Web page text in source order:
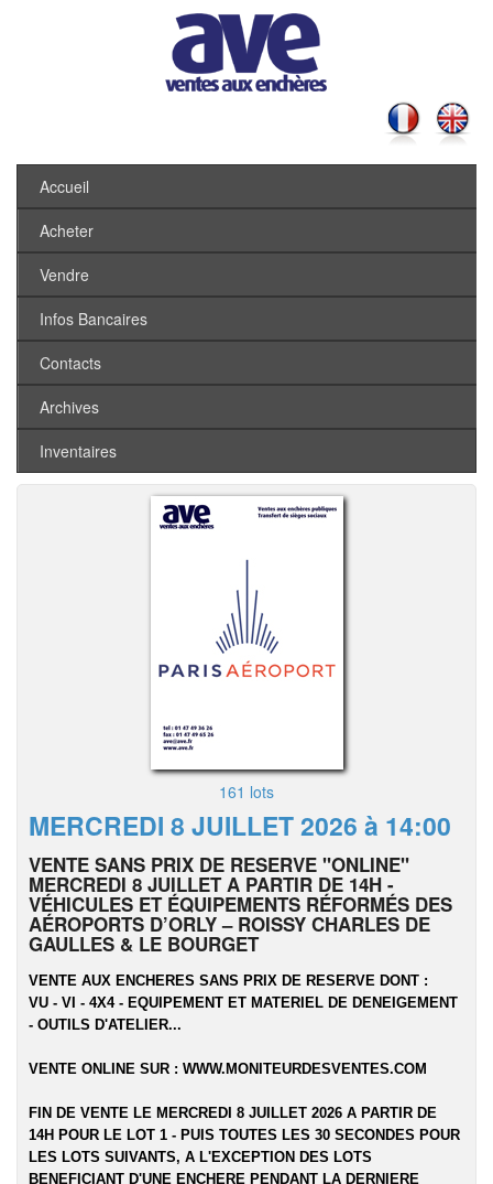
Accueil
Acheter
Vendre
Infos Bancaires
Contacts
Archives
Inventaires
161 lots
MERCREDI 8 JUILLET 2026 à 14:00
VENTE SANS PRIX DE RESERVE "ONLINE"
MERCREDI 8 JUILLET A PARTIR DE 14H -
VÉHICULES ET ÉQUIPEMENTS RÉFORMÉS DES
AÉROPORTS D’ORLY – ROISSY CHARLES DE
GAULLES & LE BOURGET
VENTE AUX ENCHERES SANS PRIX DE RESERVE DONT :
VU - VI - 4X4 - EQUIPEMENT ET MATERIEL DE DENEIGEMENT
- OUTILS D'ATELIER...
VENTE ONLINE SUR : WWW.MONITEURDESVENTES.COM
FIN DE VENTE LE MERCREDI 8 JUILLET 2026 A PARTIR DE
14H POUR LE LOT 1 - PUIS TOUTES LES 30 SECONDES POUR
LES LOTS SUIVANTS, A L'EXCEPTION DES LOTS
BENEFICIANT D'UNE ENCHERE PENDANT LA DERNIERE